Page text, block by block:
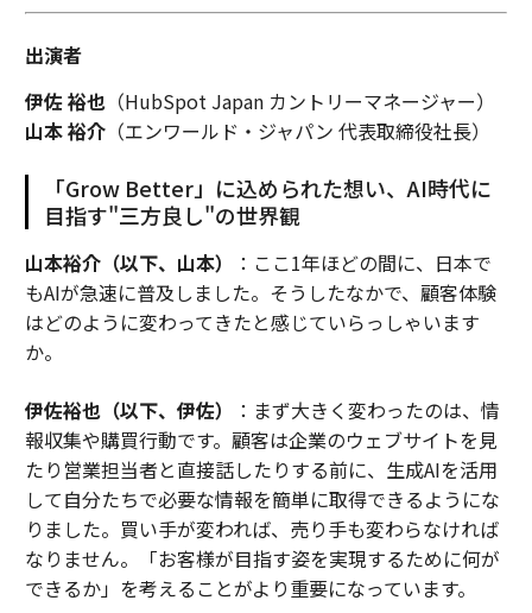
出演者
伊佐 裕也（HubSpot Japan カントリーマネージャー）
山本 裕介（エンワールド・ジャパン 代表取締役社長）
「Grow Better」に込められた想い、AI時代に
目指す"三方良し"の世界観
山本裕介（以下、山本）
：ここ1年ほどの間に、日本で
もAIが急速に普及しました。そうしたなかで、顧客体験
はどのように変わってきたと感じていらっしゃいます
か。
伊佐裕也（以下、伊佐）
：まず大きく変わったのは、情
報収集や購買行動です。顧客は企業のウェブサイトを見
たり営業担当者と直接話したりする前に、生成AIを活用
して自分たちで必要な情報を簡単に取得できるようにな
りました。買い手が変われば、売り手も変わらなければ
なりません。「お客様が目指す姿を実現するために何が
できるか」を考えることがより重要になっています。